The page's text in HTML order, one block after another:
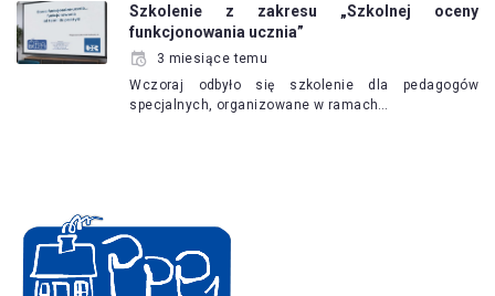
Szkolenie z zakresu „Szkolnej oceny
funkcjonowania ucznia”
3 miesiące temu
Wczoraj odbyło się szkolenie dla pedagogów
specjalnych, organizowane w ramach…